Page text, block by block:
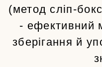
(метод сліп-
- ефективний
зберігання й